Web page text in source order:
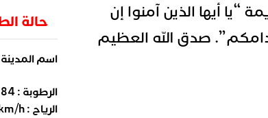
“يا أيها الذين آمنوا إن
صدق الله العظيم
حالة
اسم المدينة
الرطوبة :84
الرياح :h